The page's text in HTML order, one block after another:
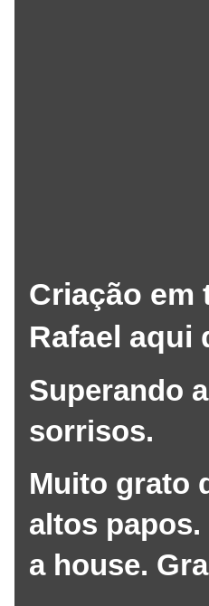
Criação em
Rafael aqui
Superando
sorrisos.
Muito grato
altos
a house.